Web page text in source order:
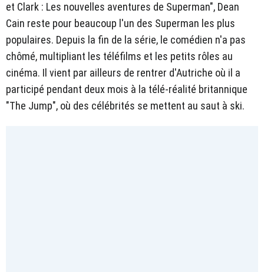
et Clark : Les nouvelles aventures de Superman", Dean
Cain reste pour beaucoup l'un des Superman les plus
populaires. Depuis la fin de la série, le comédien n'a pas
chômé, multipliant les téléfilms et les petits rôles au
cinéma. Il vient par ailleurs de rentrer d'Autriche où il a
participé pendant deux mois à la télé-réalité britannique
"The Jump", où des célébrités se mettent au saut à ski.